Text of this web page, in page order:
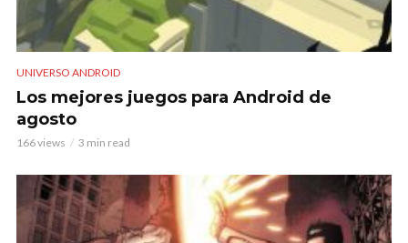
UNIVERSO ANDROID
Los mejores juegos para Android de
agosto
166 views 3 min read